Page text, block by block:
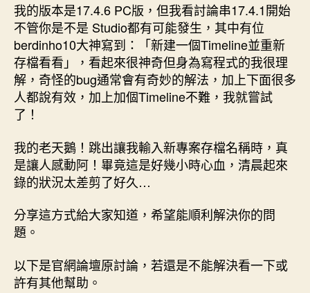
我的版本是17.4.6 PC版，但我看討論串17.4.1開始
不管你是不是 Studio都有可能發生，其中有位
berdinho10大神寫到：「新建一個Timeline並重新
存檔看看」，看起來很神奇但身為寫程式的我很理
解，奇怪的bug通常會有奇妙的解法，加上下面很多
人都說有效，加上加個Timeline不難，我就嘗試
了！
我的老天鵝！跳出讓我輸入新專案存檔名稱時，真
是讓人感動阿！畢竟這是好幾小時心血，清晨起來
錄的狀況太差剪了好久…
分享這方式給大家知道，希望能順利解決你的問
題。
以下是官網論壇原討論，若還是不能解決看一下或
許有其他幫助。